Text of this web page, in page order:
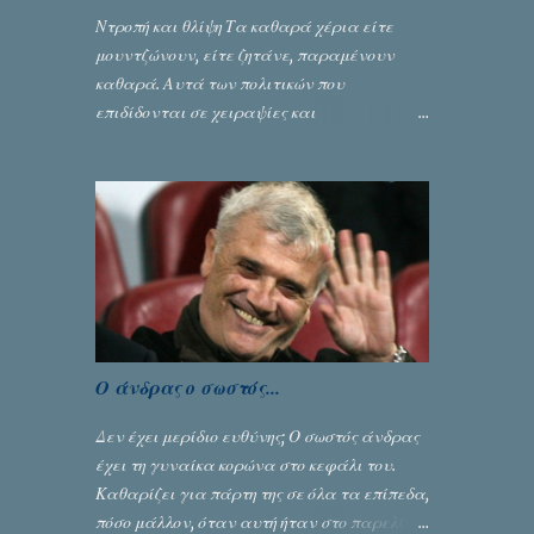
Ντροπή και θλίψη Τα καθαρά χέρια είτε
μουντζώνουν, είτε ζητάνε, παραμένουν
καθαρά. Αυτά των πολιτικών που
επιδίδονται σε χειραψίες και
Σταύρος Αλευρογιάννης
Ο άνδρας ο σωστός...
Δεν έχει μερίδιο ευθύνης; Ο σωστός άνδρας
έχει τη γυναίκα κορώνα στο κεφάλι του.
Καθαρίζει για πάρτη της σε όλα τα επίπεδα,
πόσο μάλλον, όταν αυτή ήταν στο παρελθόν